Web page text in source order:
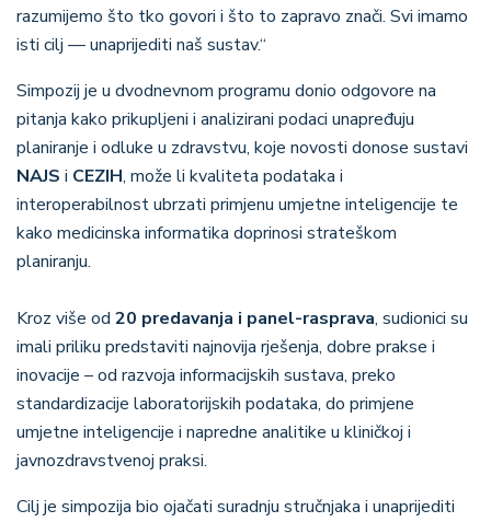
razumijemo što tko govori i što to zapravo znači. Svi imamo
isti cilj — unaprijediti naš sustav.“
Simpozij je u dvodnevnom programu donio odgovore na
pitanja kako prikupljeni i analizirani podaci unapređuju
planiranje i odluke u zdravstvu, koje novosti donose sustavi
NAJS i CEZIH, može li kvaliteta podataka i
interoperabilnost ubrzati primjenu umjetne inteligencije te
kako medicinska informatika doprinosi strateškom
planiranju.
Kroz više od 20 predavanja i panel-rasprava, sudionici su
imali priliku predstaviti najnovija rješenja, dobre prakse i
inovacije – od razvoja informacijskih sustava, preko
standardizacije laboratorijskih podataka, do primjene
umjetne inteligencije i napredne analitike u kliničkoj i
javnozdravstvenoj praksi.
Cilj je simpozija bio ojačati suradnju stručnjaka i unaprijediti